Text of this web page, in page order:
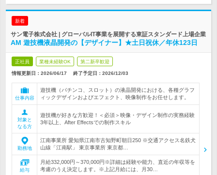
新着
サン電子株式会社 | グローバルIT事業を展開する東証スタンダード上場企業
AM 遊技機液晶開発の【デザイナー】★土日祝休／年休123日
正社員 業種未経験OK 第二新卒歓迎
情報更新日：2026/06/17 終了予定日： 2026/12/03
仕事内容
遊技機（パチンコ、スロット）の液晶開発における、各種グラフ
ィックデザインおよびエフェクト、映像制作をお任せします。
対象と
なる方
遊技機が好きな方歓迎！＜必須＞映像・デザイン制作の実務経験
3年以上、After Effectsでの制作スキル
勤務地
江南事業所 愛知県江南市古知野町朝日250 ※交通アクセス名鉄犬
山線「江南駅」 東京事業所 東京都…
給与
月給332,000円～370,000円※詳細は経験や能力、直近の年収等を
考慮のうえ決定します。※上記月給には、月30…